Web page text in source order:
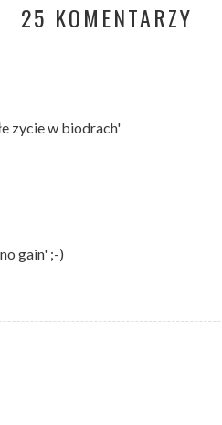
25 KOMENTARZY
zycie w biodrach'
gain' ;-)